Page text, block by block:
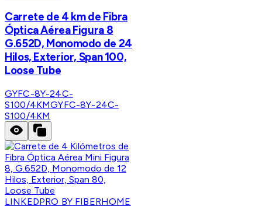
Carrete de 4 km de Fibra
Óptica Aérea Figura 8
G.652D, Monomodo de 24
Hilos, Exterior, Span 100,
Loose Tube
GYFC-8Y-24C-
S100/4KMGYFC-8Y-24C-
S100/4KM
LINKEDPRO BY FIBERHOME